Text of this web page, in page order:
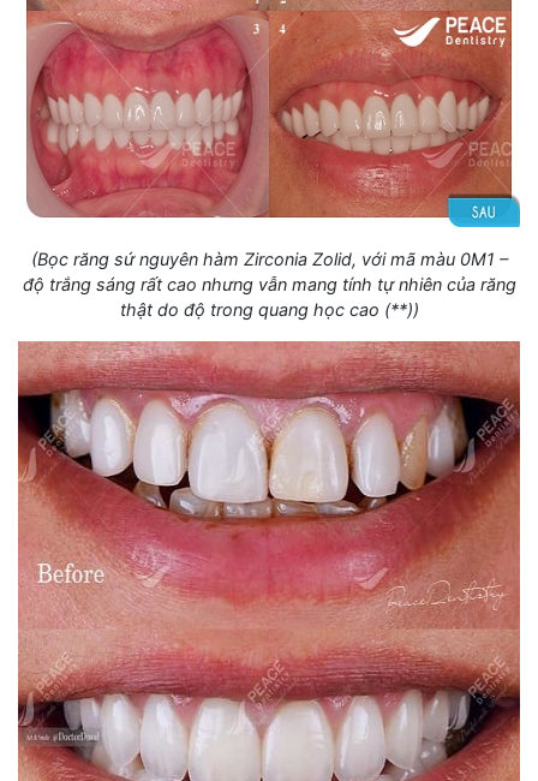
(Bọc răng sứ nguyên hàm Zirconia Zolid, với mã màu 0M1 –
độ trắng sáng rất cao nhưng vẫn mang tính tự nhiên của răng
thật do độ trong quang học cao (**))